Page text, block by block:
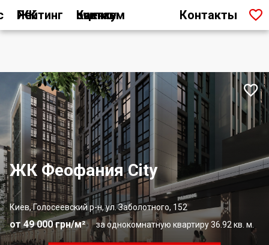
Рейтинг ЖК Как мы считаем оценку Контакты 
ЖК Феофания City
Киев, Голосеевский р-н, ул. Заболотного, 152
за однокомнатную квартиру 36.92 кв. м.
от 49 000 грн/м²
